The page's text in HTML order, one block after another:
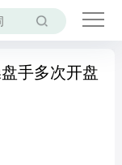
手多次开盘